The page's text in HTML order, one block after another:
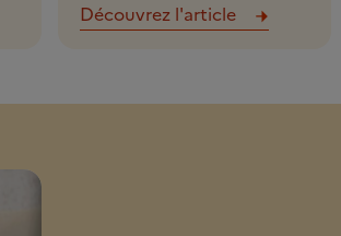
Découvrez l'article